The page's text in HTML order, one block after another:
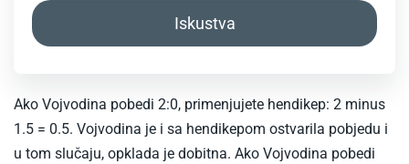
Iskustva
Ako Vojvodina pobedi 2:0, primenjujete hendikep: 2 minus
1.5 = 0.5. Vojvodina je i sa hendikepom ostvarila pobjedu i
u tom slučaju, opklada je dobitna. Ako Vojvodina pobedi